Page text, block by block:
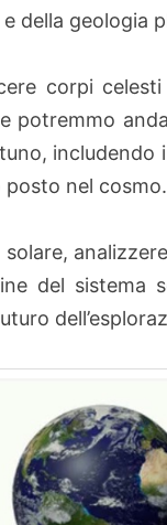
della geologia
corpi
potremmo
posto nel cosmo.
del sistema